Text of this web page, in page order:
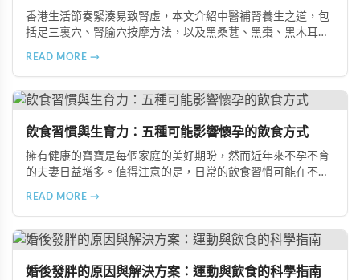
香港生活節奏緊湊易致腎虛，本文介紹中醫補腎養生之道，包
括足三裏穴、腎腧穴按摩方法，以及黑桑葚、黑棗、黑木耳等
READ MORE →
飲食習慣與生育力：五種可能影響懷孕的飲食方式
擁有健康的寶寶是每個家庭的美好期盼，然而近年來不孕不育
的夫妻日益增多。值得注意的是，日常的飲食習慣可能在不知
擔，幫助準備懷孕的夫妻提升受孕機率。
READ MORE →
婚後發胖的原因與解決方案：運動與飲食的科學指南